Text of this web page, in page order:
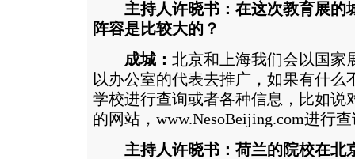
主持人许晓书：在这次教育展的
阵容是比较大的？
成城： 北京和上海我们会以国家
以办公室的代表去推广，如果有什么
学校进行查询或者各种信息，比如说
的网站， www.NesoBeijing.com进行
主持人许晓书：荷兰的院校在北